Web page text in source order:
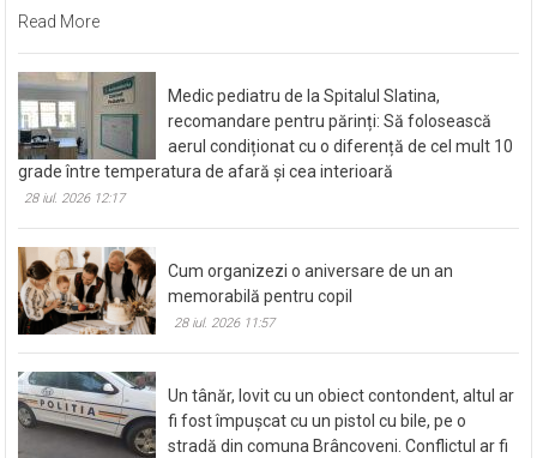
Read More
Medic pediatru de la Spitalul Slatina,
recomandare pentru părinți: Să folosească
aerul condiționat cu o diferență de cel mult 10
grade între temperatura de afară și cea interioară
28 iul. 2026 12:17
Cum organizezi o aniversare de un an
memorabilă pentru copil
28 iul. 2026 11:57
Un tânăr, lovit cu un obiect contondent, altul ar
fi fost împușcat cu un pistol cu bile, pe o
stradă din comuna Brâncoveni. Conflictul ar fi